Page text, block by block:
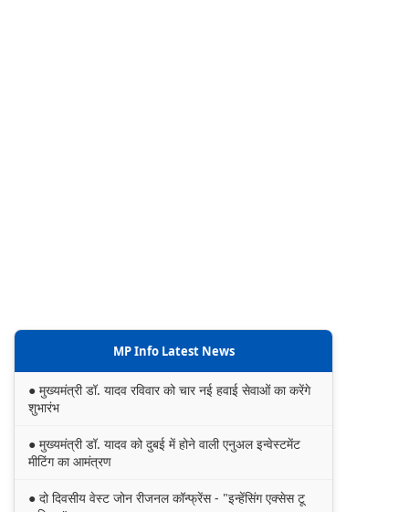
MP Info Latest News
● मुख्यमंत्री डॉ. यादव रविवार को चार नई हवाई सेवाओं का करेंगे
शुभारंभ
● मुख्यमंत्री डॉ. यादव को दुबई में होने वाली एनुअल इन्वेस्टमेंट
मीटिंग का आमंत्रण
● दो दिवसीय वेस्ट जोन रीजनल कॉन्फ्रेंस - "इन्हेंसिंग एक्सेस टू